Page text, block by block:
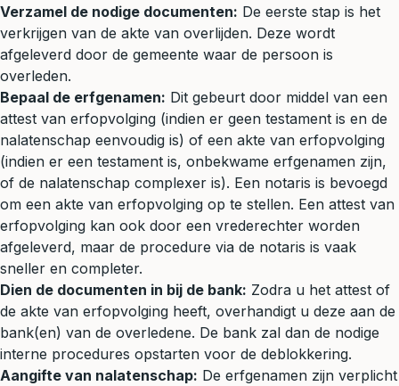
Verzamel de nodige documenten: De eerste stap is het
verkrijgen van de akte van overlijden. Deze wordt
afgeleverd door de gemeente waar de persoon is
overleden.
Bepaal de erfgenamen: Dit gebeurt door middel van een
attest van erfopvolging (indien er geen testament is en de
nalatenschap eenvoudig is) of een akte van erfopvolging
(indien er een testament is, onbekwame erfgenamen zijn,
of de nalatenschap complexer is). Een notaris is bevoegd
om een akte van erfopvolging op te stellen. Een attest van
erfopvolging kan ook door een vrederechter worden
afgeleverd, maar de procedure via de notaris is vaak
sneller en completer.
Dien de documenten in bij de bank: Zodra u het attest of
de akte van erfopvolging heeft, overhandigt u deze aan de
bank(en) van de overledene. De bank zal dan de nodige
interne procedures opstarten voor de deblokkering.
Aangifte van nalatenschap: De erfgenamen zijn verplicht